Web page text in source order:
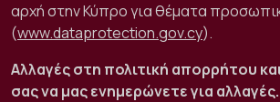
αρχή στην Κύπρο για θέματα
(www.dataprotection.gov.cy).
Αλλαγές στη πολιτική απορρήτου
σας να μας ενημερώνετε για αλλαγές.